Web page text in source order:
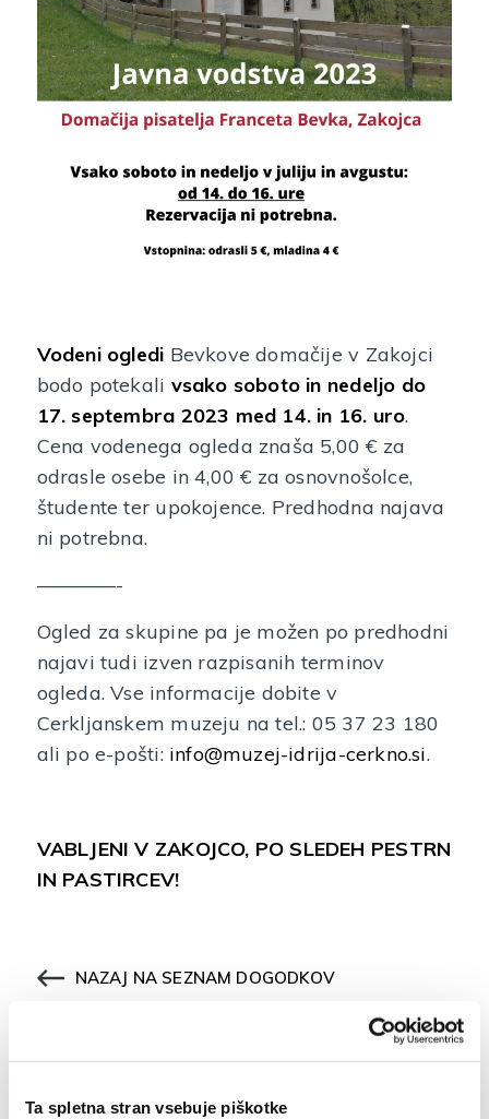
Ta spletna stran vsebuje piškotke
Vodeni ogledi Bevkove domačije v Zakojci
bodo potekali vsako soboto in nedeljo do
17. septembra 2023 med 14. in 16. uro.
Cena vodenega ogleda znaša 5,00 € za
odrasle osebe in 4,00 € za osnovnošolce,
študente ter upokojence. Predhodna najava
ni potrebna.
————-
Ogled za skupine pa je možen po predhodni
najavi tudi izven razpisanih terminov
ogleda. Vse informacije dobite v
Cerkljanskem muzeju na tel.: 05 37 23 180
ali po e-pošti: info@muzej-idrija-cerkno.si.
VABLJENI V ZAKOJCO, PO SLEDEH PESTRN
IN PASTIRCEV!
NAZAJ NA SEZNAM DOGODKOV